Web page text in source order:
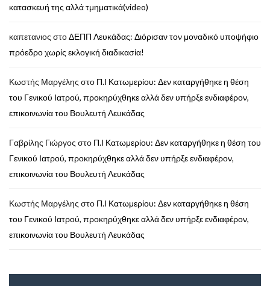
κατασκευή της αλλά τμηματικά(video)
καπετανιος στοΔΕΠΠ Λευκάδας: Διόρισαν τον μοναδικό υποψήφιο
πρόεδρο χωρίς εκλογική διαδικασία!
Κωστής Μαργέλης στο Π.Ι Κατωμερίου: Δεν καταργήθηκε η θέση
του Γενικού Ιατρού, προκηρύχθηκε αλλά δεν υπήρξε ενδιαφέρον,
επικοινωνία του Βουλευτή Λευκάδας
Γαβρίλης Γιώργος στο Π.Ι Κατωμερίου: Δεν καταργήθηκε η θέση του
Γενικού Ιατρού, προκηρύχθηκε αλλά δεν υπήρξε ενδιαφέρον,
επικοινωνία του Βουλευτή Λευκάδας
Κωστής Μαργέλης στο Π.Ι Κατωμερίου: Δεν καταργήθηκε η θέση
του Γενικού Ιατρού, προκηρύχθηκε αλλά δεν υπήρξε ενδιαφέρον,
επικοινωνία του Βουλευτή Λευκάδας